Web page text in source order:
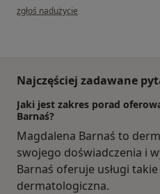
w opinii użytkownika Agata
zgłoś nadużycie
Najczęściej zadawane
Jaki jest zakres porad
Barnaś?
Magdalena Barnaś to
swojego doświadczenia i
Barnaś oferuje usługi
dermatologiczna.